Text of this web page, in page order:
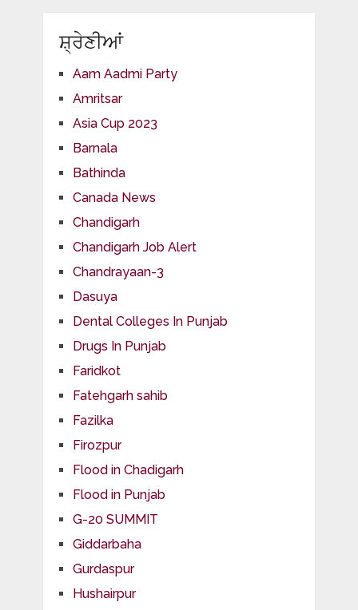
ਸ਼੍ਰੇਣੀਆਂ
Aam Aadmi Party
Amritsar
Asia Cup 2023
Barnala
Bathinda
Canada News
Chandigarh
Chandigarh Job Alert
Chandrayaan-3
Dasuya
Dental Colleges In Punjab
Drugs In Punjab
Faridkot
Fatehgarh sahib
Fazilka
Firozpur
Flood in Chadigarh
Flood in Punjab
G-20 SUMMIT
Giddarbaha
Gurdaspur
Hushairpur